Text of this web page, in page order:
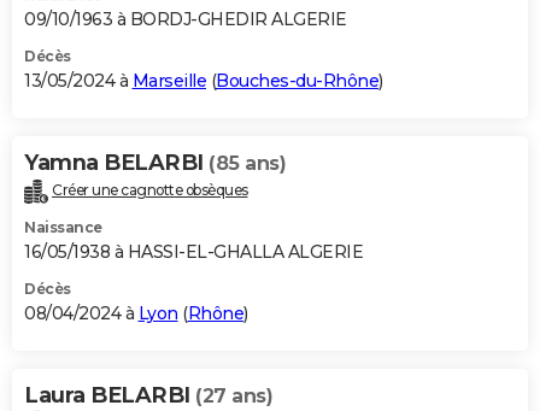
09/10/1963 à BORDJ-GHEDIR ALGERIE
Décès
13/05/2024 à Marseille (Bouches-du-Rhône)
Yamna BELARBI (85 ans)
Créer une cagnotte obsèques
Naissance
16/05/1938 à HASSI-EL-GHALLA ALGERIE
Décès
08/04/2024 à Lyon (Rhône)
Laura BELARBI (27 ans)